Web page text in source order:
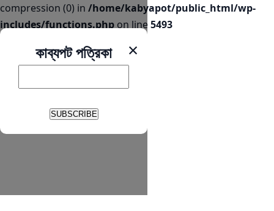
×
কাব্যপট পত্রিকা
SUBSCRIBE
compression (0) in /home/kabyapot/public_html/wp-
includes/functions.php on line5493